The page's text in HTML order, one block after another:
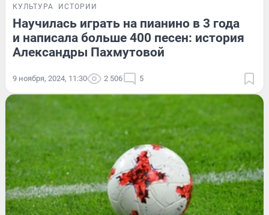
КУЛЬТУРА ИСТОРИИ
Научилась играть на пианино в 3 года
и написала больше 400 песен: история
Александры Пахмутовой
9 ноября, 2024, 11:30 2 506 5